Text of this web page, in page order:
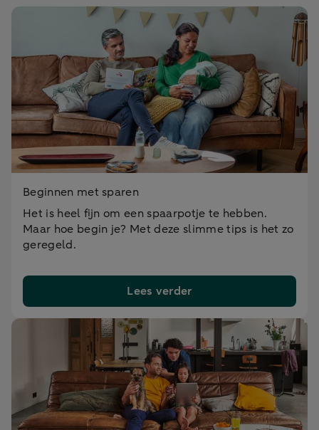
Beginnen met sparen
Het is heel fijn om een spaarpotje te hebben.
Maar hoe begin je? Met deze slimme tips is het zo
geregeld.
Lees verder